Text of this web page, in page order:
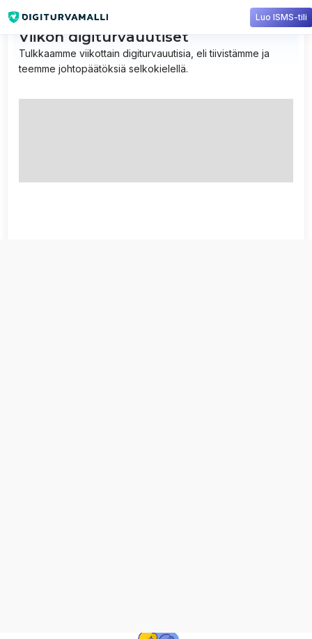
Viikon digiturvauutiset
Tulkkaamme viikottain digiturvauutisia, eli tiivistämme ja
teemme johtopäätöksiä selkokielellä.
Luo ISMS-tili